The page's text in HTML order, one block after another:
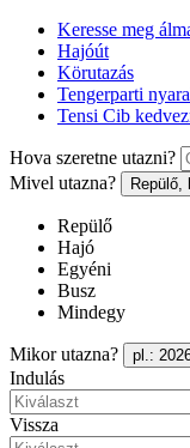
Keresse meg
Hajóút
Körutazás
Tengerparti
Tensi Cib
Hova szeretne utazni?
Mivel utazna?
Repülő,
Repülő
Hajó
Egyéni
Busz
Mindegy
Mikor utazna? pl.:
Indulás
Vissza